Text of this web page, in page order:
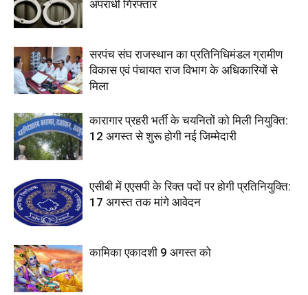
अपराधी गिरफ्तार
सरपंच संघ राजस्थान का प्रतिनिधिमंडल ग्रामीण
विकास एवं पंचायत राज विभाग के अधिकारियों से
मिला
कारागार प्रहरी भर्ती के चयनितों को मिली नियुक्ति:
12 अगस्त से शुरू होगी नई जिम्मेदारी
एसीबी में एएसपी के रिक्त पदों पर होगी प्रतिनियुक्ति:
17 अगस्त तक मांगे आवेदन
कामिका एकादशी 9 अगस्त को